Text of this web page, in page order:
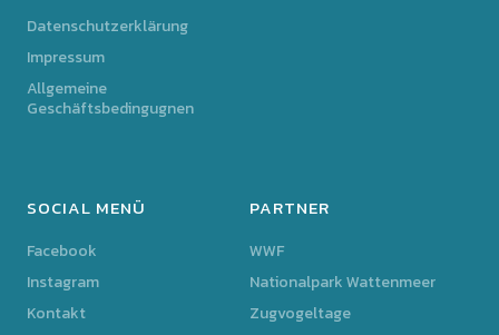
Datenschutzerklärung
Impressum
Allgemeine
Geschäftsbedingugnen
SOCIAL MENÜ
Facebook
Instagram
Kontakt
PARTNER
WWF
Nationalpark Wattenmeer
Zugvogeltage